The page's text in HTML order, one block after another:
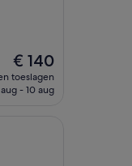
De
prijs
is
€ 140
toeslagen
- 10 aug